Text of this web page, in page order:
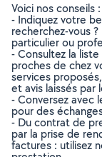
Voici nos conseils :
- Indiquez votre
recherchez-vous
particulier ou
- Consultez la
proches de chez
services
et avis laissés par
- Conversez avec
pour des
- Du contrat de
par la prise de
factures : utilisez